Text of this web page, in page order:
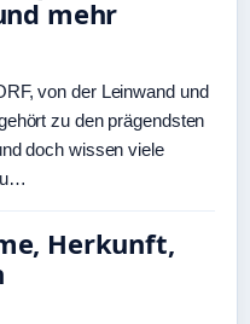
mehr
von der Leinwand und
zu den prägendsten
doch wissen viele
Herkunft,